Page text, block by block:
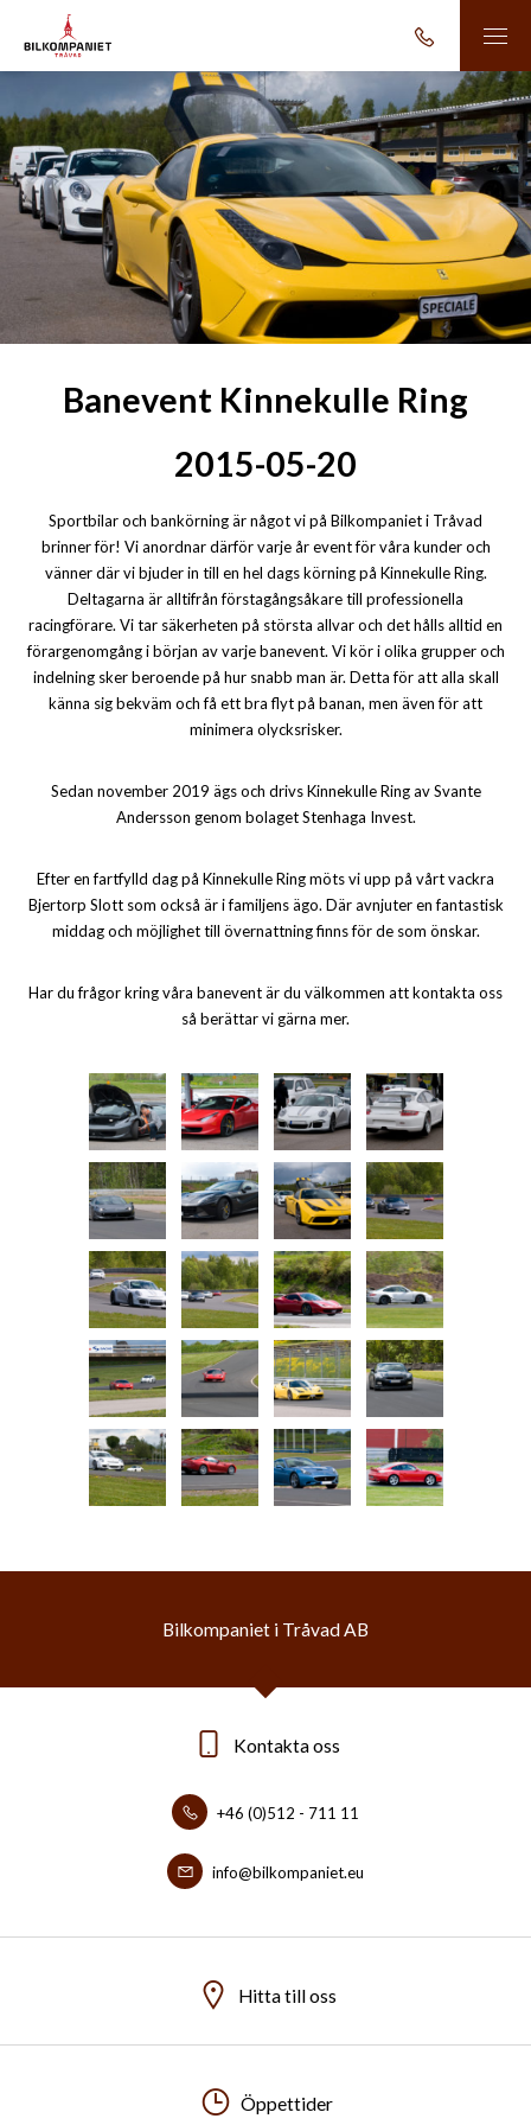
Banevent Kinnekulle Ring
2015-05-20
Sportbilar och bankörning är något vi på Bilkompaniet i Tråvad
brinner för! Vi anordnar därför varje år event för våra kunder och
vänner där vi bjuder in till en hel dags körning på Kinnekulle Ring.
Deltagarna är alltifrån förstagångsåkare till professionella
racingförare. Vi tar säkerheten på största allvar och det hålls alltid en
förargenomgång i början av varje banevent. Vi kör i olika grupper och
indelning sker beroende på hur snabb man är. Detta för att alla skall
känna sig bekväm och få ett bra flyt på banan, men även för att
minimera olycksrisker.
Sedan november 2019 ägs och drivs Kinnekulle Ring av Svante
Andersson genom bolaget Stenhaga Invest.
Efter en fartfylld dag på Kinnekulle Ring möts vi upp på vårt vackra
Bjertorp Slott som också är i familjens ägo. Där avnjuter en fantastisk
middag och möjlighet till övernattning finns för de som önskar.
Har du frågor kring våra banevent är du välkommen att kontakta oss
så berättar vi gärna mer.
Bilkompaniet i Tråvad AB
Kontakta oss
+46 (0)512 - 711 11
info@bilkompaniet.eu
Hitta till oss
Öppettider